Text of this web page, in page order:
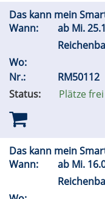
Das kann mein
Wann:
ab Mi.
Wo:
Nr.:
RM50112
Status:
Plätze frei
Das kann mein
Wann:
ab Mi.